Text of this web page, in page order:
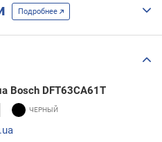
Подробнее
Bosch DFT63CA61T